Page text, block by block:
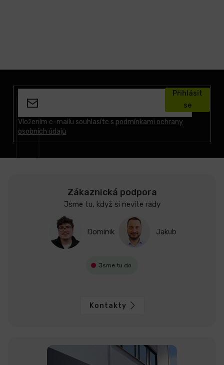
Vložením e-mailu souhlasíte s podmínkami ochrany
osobních údajů
Přihlásit
se
Zákaznická podpora
Jsme tu, když si nevíte rady
Dominik Jakub
Jsme tu do
Kontakty